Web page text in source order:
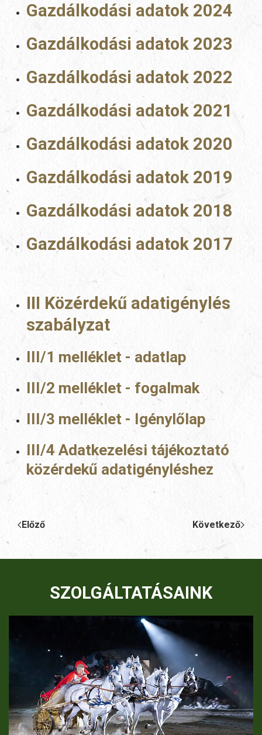
Gazdálkodási adatok 2024
Gazdálkodási adatok 2023
Gazdálkodási adatok 2022
Gazdálkodási adatok 2021
Gazdálkodási adatok 2020
Gazdálkodási adatok 2019
Gazdálkodási adatok 2018
Gazdálkodási adatok 2017
III Közérdekű adatigénylés
szabályzat
III/1 melléklet - adatlap
III/2 melléklet - fogalmak
III/3 melléklet - Igénylőlap
III/4 Adatkezelési tájékoztató
közérdekű adatigényléshez
Előző Következő
SZOLGÁLTATÁSAINK